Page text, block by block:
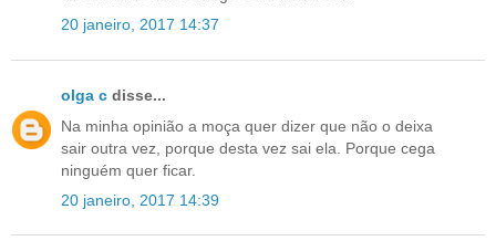
20 janeiro, 2017 14:37
olga c disse...
Na minha opinião a moça quer dizer que não o deixa
sair outra vez, porque desta vez sai ela. Porque cega
ninguém quer ficar.
20 janeiro, 2017 14:39